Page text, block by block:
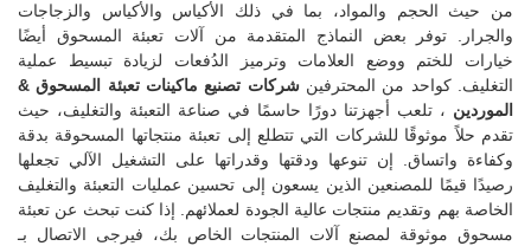
من حيث الحجم والمواد، بما في ذلك الأكياس والأكياس والزجاجات
والجرار. توفر بعض النماذج المتقدمة من آلات تعبئة المسحوق أيضًا
خيارات للختم ووضع العلامات وترميز الدُفعات لزيادة تبسيط عملية
التغليف. كواحد من المحترفينشركات تصنيع ماكينات تعبئة المسحوق &
الموردين ، تلعب أجهزتنا دورًا حاسمًا في صناعة التعبئة والتغليف، حيث
تقدم حلاً موثوقًا للشركات التي تتطلع إلى تعبئة منتجاتها المسحوقة بدقة
وكفاءة واتساق. إن تنوعها ودقتها وقدراتها على التشغيل الآلي تجعلها
رصيدًا قيمًا للمصنعين الذين يسعون إلى تحسين عمليات التعبئة والتغليف
الخاصة بهم وتقديم منتجات عالية الجودة لعملائهم. إذا كنت تبحث عن تعبئة
مسحوق موثوقة لمصنع آلات المنتجات الخاص بك، فيرجى الاتصال بـ